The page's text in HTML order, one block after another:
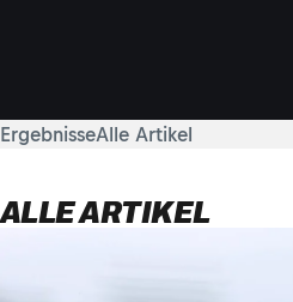
ErgebnisseAlle Artikel
ALLE ARTIKEL